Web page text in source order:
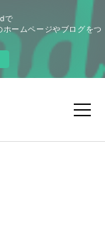
で
ホームページやブログをつ